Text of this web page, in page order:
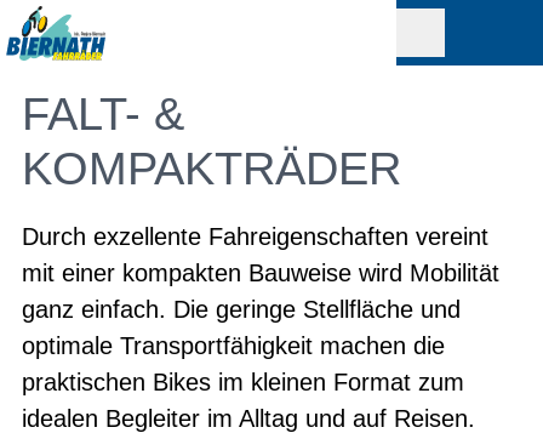
FALT- &
KOMPAKTRÄDER
Durch exzellente Fahreigenschaften vereint
mit einer kompakten Bauweise wird Mobilität
ganz einfach. Die geringe Stellfläche und
optimale Transportfähigkeit machen die
praktischen Bikes im kleinen Format zum
idealen Begleiter im Alltag und auf Reisen.